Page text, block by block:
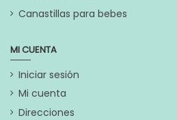
Canastillas para bebes
MI CUENTA
Iniciar sesión
Mi cuenta
Direcciones